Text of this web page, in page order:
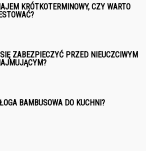
KRÓTKOTERMINOWY, CZY WARTO
ZABEZPIECZYĆ PRZED NIEUCZCIWYM
BAMBUSOWA DO KUCHNI?